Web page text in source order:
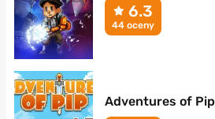
6.3
44 oceny
Adventures of Pip